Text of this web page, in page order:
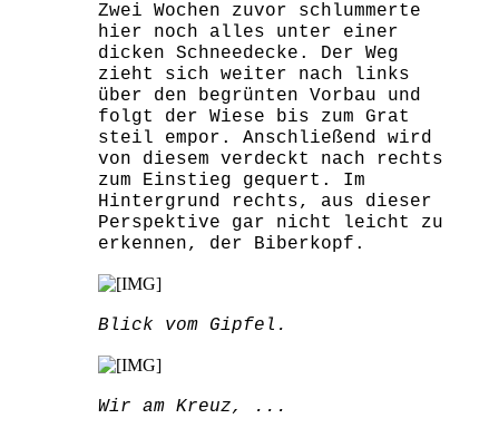
Zwei Wochen zuvor schlummerte
hier noch alles unter einer
dicken Schneedecke. Der Weg
zieht sich weiter nach links
über den begrünten Vorbau und
folgt der Wiese bis zum Grat
steil empor. Anschließend wird
von diesem verdeckt nach rechts
zum Einstieg gequert. Im
Hintergrund rechts, aus dieser
Perspektive gar nicht leicht zu
erkennen, der Biberkopf.
Blick vom Gipfel.
Wir am Kreuz, ...